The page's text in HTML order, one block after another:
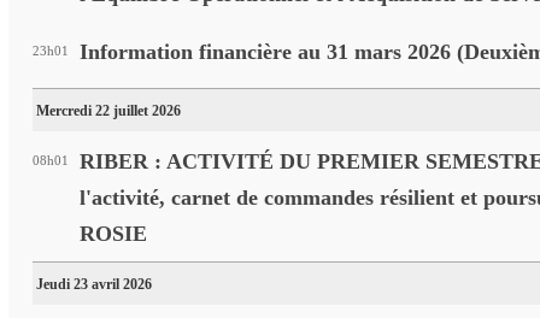
23h01 Information financière au 31 mars 2026
Mercredi 22 juillet 2026
08h01
RIBER : ACTIVITÉ DU PREMIER SEMESTRE
l'activité, carnet de commandes résilient et
ROSIE
Jeudi 23 avril 2026